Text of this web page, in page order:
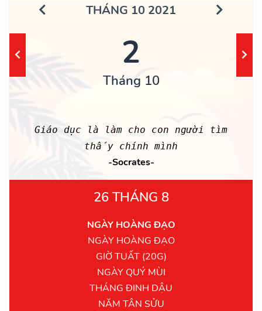
THÁNG 10 2021
2
Tháng 10
Giáo dục là làm cho con người tìm
thấy chính mình
-Socrates-
26 THÁNG 8
NGÀY HOÀNG ĐẠO
NGÀY HOÀNG ĐẠO
GIỜ TUẤT (20G)
NGÀY QUÝ MÙI
THÁNG ĐINH DẬU
NĂM TÂN SỬU